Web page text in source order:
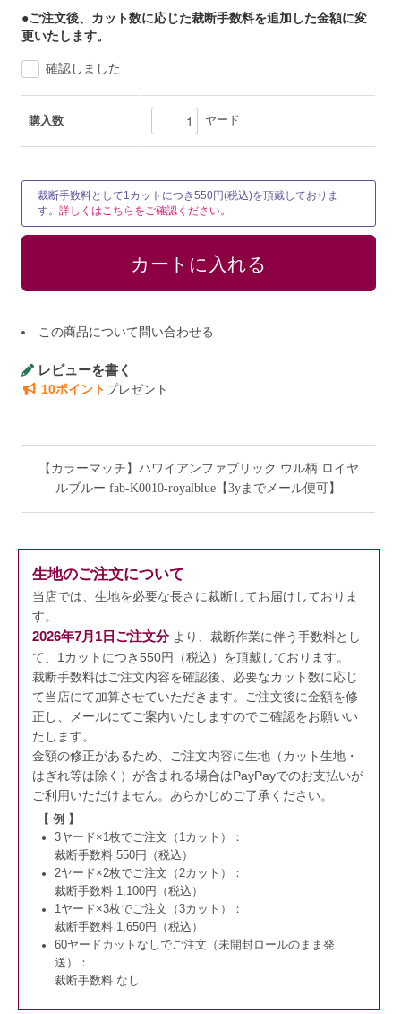
●ご注文後、カット数に応じた裁断手数料を追加した金額に変
更いたします。
確認しました
購入数 ヤード
裁断手数料として1カットにつき550円(税込)を頂戴しておりま
す。詳しくはこちらをご確認ください。
この商品について問い合わせる
レビューを書く
10ポイントプレゼント
【カラーマッチ】ハワイアンファブリック ウル柄 ロイヤ
ルブルー fab-K0010-royalblue【3yまでメール便可】
生地のご注文について
当店では、生地を必要な長さに裁断してお届けしておりま
す。
2026年7月1日ご注文分より、裁断作業に伴う手数料とし
て、1カットにつき550円（税込）を頂戴しております。
裁断手数料はご注文内容を確認後、必要なカット数に応じ
て当店にて加算させていただきます。
ご注文後に金額を修
正し、メールにてご案内いたしますのでご確認をお願いい
たします。
金額の修正があるため、ご注文内容に生地（カット生地・
はぎれ等は除く）が含まれる場合はPayPayでのお支払いが
ご利用いただけません。 あらかじめご了承ください。
【 例 】
3ヤード×1枚でご注文（1カット）：
裁断手数料 550円（税込）
2ヤード×2枚でご注文（2カット）：
裁断手数料 1,100円（税込）
1ヤード×3枚でご注文（3カット）：
裁断手数料 1,650円（税込）
60ヤードカットなしでご注文（未開封ロールのまま発
送）：
裁断手数料 なし